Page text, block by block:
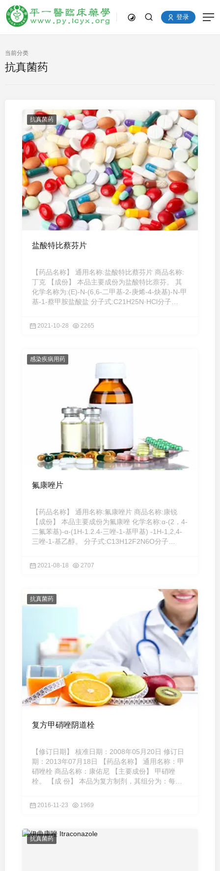
登录
当前分类
抗真菌药
抗真菌药
盐酸特比蔡芬片
【药品名称】 通用名称:盐酸特比蔡芬片 商品名称:
丁克 【成份】 本品主要成份为盐酸特比萘芬。 其
化学名称为:(E)-N-(6,6-二甲基-2-庚烯-4-炔基)-N-甲
基-1-蔡甲胺盐酸盐 分子式:C21H25N·HCl分子
2021-10-28 2265
感染疾病用药
氟康唑片
【药品名称】 通用名称:氟康唑片 商品名称:康锐
【成份】 本品主要成份为氟康唑 化学名称:α-(2，4-
二氟苯基)-α-(1H-1.2.4-三唑-1-基甲基) -1H-1,2,4-
三唑-1-基乙醇。 分子式:C13H12F2N6O分子
2021-08-18 2707
抗真菌药
复方甲硝唑阴道栓
【修订日期】 核准日期：2008年05月20日 修订日
期：2013年07月18日 【药品名称】 通用名称：甲
硝唑栓 商品名称：康佑尼 【主要成份】 甲硝唑
栓。 【成 份】 本品为复方制剂，其组分为：每粒
2016-11-23 1969
抗真菌药